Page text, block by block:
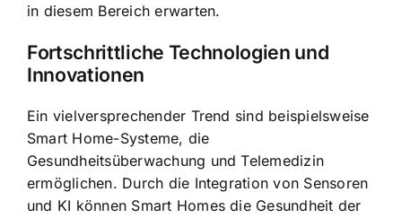
in diesem Bereich erwarten.
Fortschrittliche Technologien und
Innovationen
Ein vielversprechender Trend sind beispielsweise
Smart Home-Systeme, die
Gesundheitsüberwachung und Telemedizin
ermöglichen. Durch die Integration von Sensoren
und KI können Smart Homes die Gesundheit der